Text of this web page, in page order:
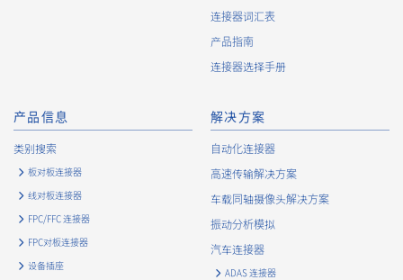
连接器词汇表
产品指南
连接器选择手册
产品信息
类别搜索
板对板连接器
线对板连接器
FPC/FFC 连接器
FPC对板连接器
设备插座
解决方案
自动化连接器
高速传输解决方案
车载同轴摄像头解决方案
振动分析模拟
汽车连接器
ADAS 连接器